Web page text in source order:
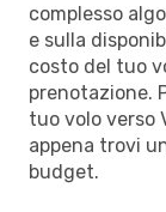
complesso
e sulla
costo del tuo
prenotazione.
tuo volo verso
appena trovi
budget.